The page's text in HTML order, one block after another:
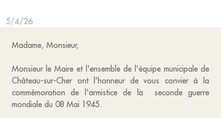
5/4/26
Madame, Monsieur,
Monsieur le Maire et l'ensemble de l'équipe municipale de
Château-sur-Cher ont l'honneur de vous convier à la
commémoration de l'armistice de la seconde guerre
mondiale du 08 Mai 1945.